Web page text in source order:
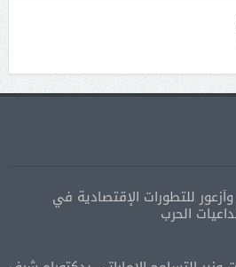
للتطورات الإقتصادية في
الحرب